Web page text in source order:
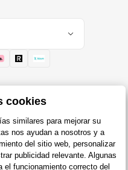
derechos reservados
y se aplican
y su